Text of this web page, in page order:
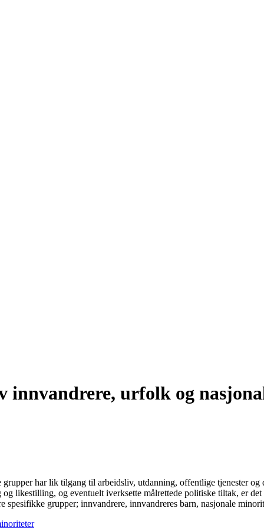
urfolk og
har lik tilgang til arbeidsliv, utdanning, offentlige tjenester
likestilling, og eventuelt iverksette målrettede politiske tiltak, er
grupper; innvandrere, innvandreres barn, nasjonale